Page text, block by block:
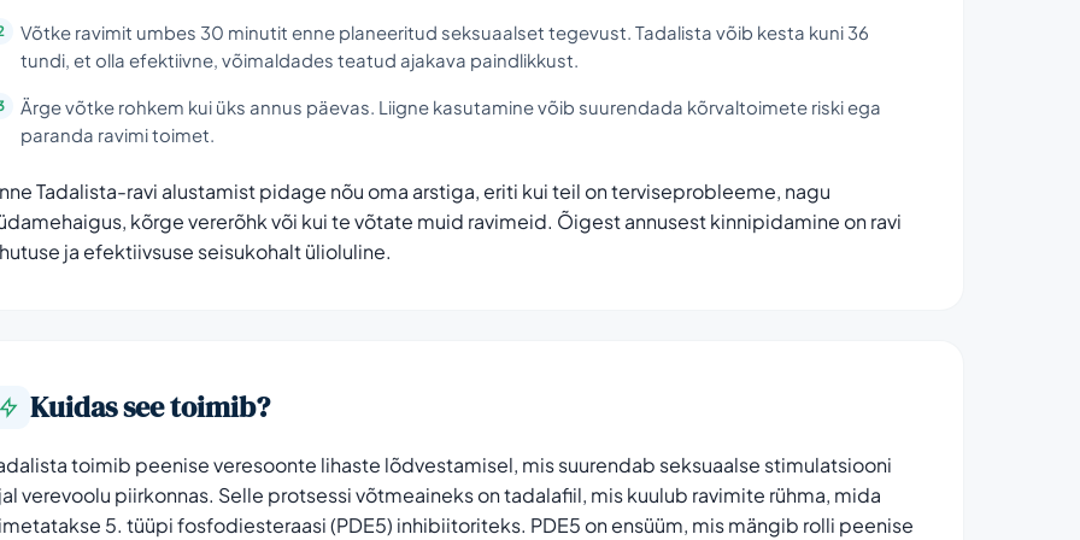
Võtke ravimit umbes 30 minutit enne planeeritud seksuaalset tegevust. Tadalista võib kesta kuni 36
tundi, et olla efektiivne, võimaldades teatud ajakava paindlikkust.
Ärge võtke rohkem kui üks annus päevas. Liigne kasutamine võib suurendada kõrvaltoimete riski ega
paranda ravimi toimet.
Tadalista-ravi alustamist pidage nõu oma arstiga, eriti kui teil on terviseprobleeme, nagu
kõrge vererõhk või kui te võtate muid ravimeid. Õigest annusest kinnipidamine on ravi
ja efektiivsuse seisukohalt ülioluline.
Kuidas see toimib?
toimib peenise veresoonte lihaste lõdvestamisel, mis suurendab seksuaalse stimulatsiooni
verevoolu piirkonnas. Selle protsessi võtmeaineks on tadalafiil, mis kuulub ravimite rühma, mida
5. tüüpi fosfodiesteraasi (PDE5) inhibiitoriteks. PDE5 on ensüüm, mis mängib rolli peenise